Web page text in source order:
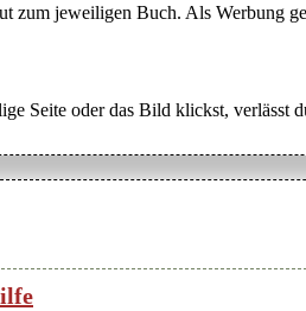
zum jeweiligen Buch. Als Werbung
Seite oder das Bild klickst, verlässt